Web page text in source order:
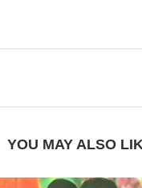
YOU MAY ALSO